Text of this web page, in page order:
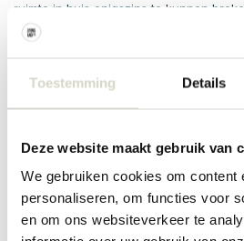
Toestemming Details
Deze website maakt gebruik van
We gebruiken cookies om content
personaliseren, om functies voor
en om ons websiteverkeer te
ruimte in huis enigszins te kunnen
omdat het geheel anders koel en
je kan benutten. Denk wat dit betreft
Je kan er de inkijk door een raam
Het is mogelijk om er een
schermen;
Je kan er een rommelhoekje